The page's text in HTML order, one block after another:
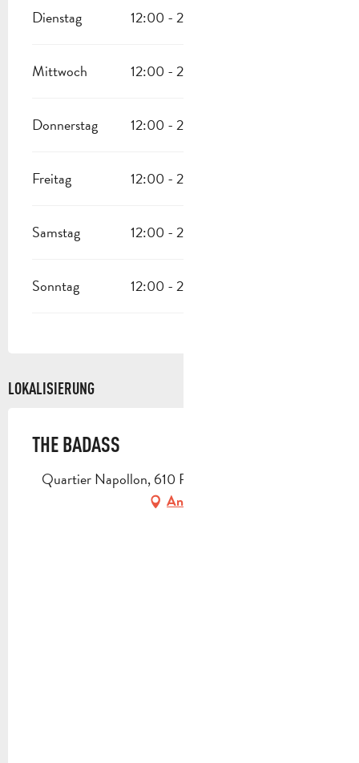
Dienstag 12:00 - 22:00
Mittwoch 12:00 - 22:00
Donnerstag 12:00 - 22:00
Freitag 12:00 - 22:00
Samstag 12:00 - 22:00
Sonntag 12:00 - 22:00
LOKALISIERUNG
THE BADASS
Quartier Napollon, 610 RN 96, 13400 Aubagne
Anfahrt